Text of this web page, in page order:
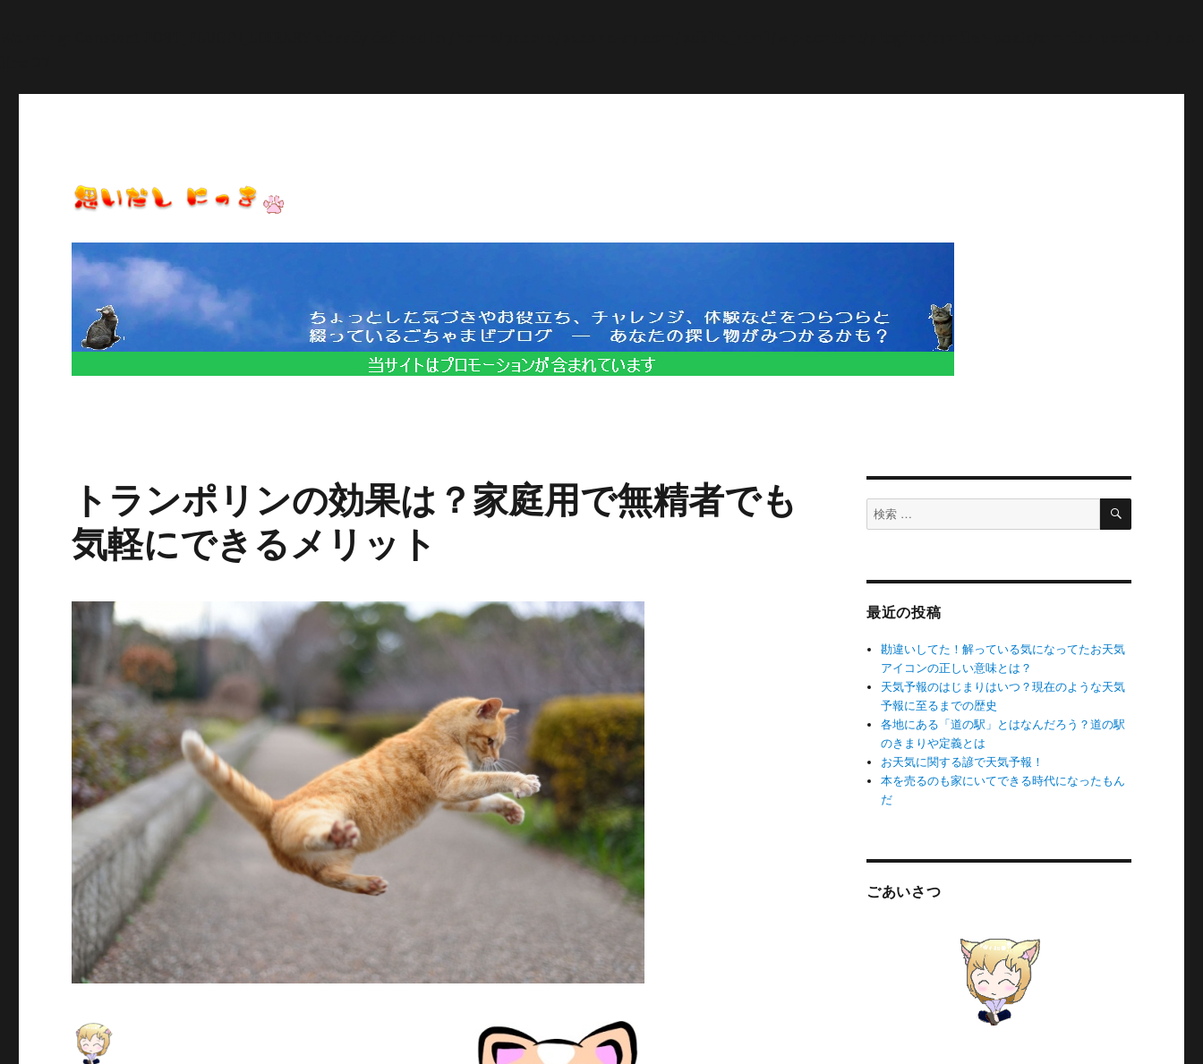
思いだし にっき
トランポリンの効果は？家庭用で無精者でも
気軽にできるメリット
検
索
検
最近の投稿
勘違いしてた！解っている気になってたお天気
アイコンの正しい意味とは？
天気予報のはじまりはいつ？現在のような天気
予報に至るまでの歴史
各地にある「道の駅」とはなんだろう？道の駅
のきまりや定義とは
お天気に関する諺で天気予報！
本を売るのも家にいてできる時代になったもん
だ
ごあいさつ